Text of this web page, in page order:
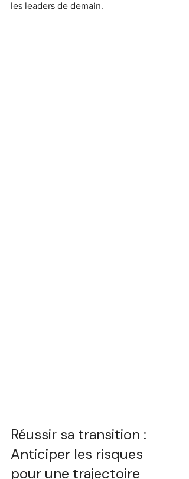
les leaders de demain.
Réussir sa transition :
Anticiper les risques
pour une trajectoire